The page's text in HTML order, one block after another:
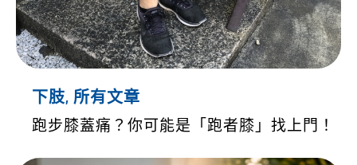
下肢, 所有文章
跑步膝蓋痛？你可能是「跑者膝」找上門！